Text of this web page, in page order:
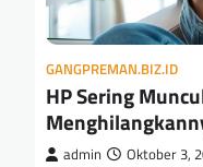
GANGPREMAN.BIZ.ID
HP Sering
admin Oktober 3,